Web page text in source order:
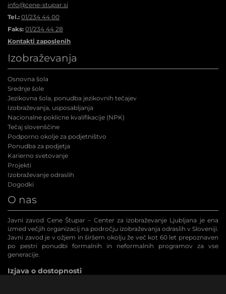
info@cene-stupar.si
Tel.: 01/234 44 00
Faks: 01/234 44 28
Kontakti zaposlenih
Izobraževanja
Osnovna šola
Srednje šole
Jezikovna šola, ponudba jezikovnih tečajev
Izobraževanja, usposabljanja
Nacionalne poklicne kvalifikacije (NPK)
Tečaj slovenščine
Podporno okolje za podjetništvo
Ponudba za podjetja
Karierno svetovanje
Projekti
Izobraževanje odraslih
Dogodki
O nas
Javni zavod Cene Štupar – Center za izobraževanje Ljubljana je ena
izmed večjih organizacij na področju izobraževanja odraslih v Sloveniji.
Javni zavod je v ožjem in širšem okolju že več kot 60 let prepoznaven
po pestri ponudbi formalnih in neformalnih programov za vse
generacije.
Izjava o dostopnosti